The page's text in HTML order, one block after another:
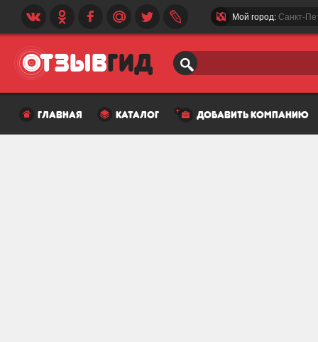
Мой город: Санкт-
главная каталог добавить компанию